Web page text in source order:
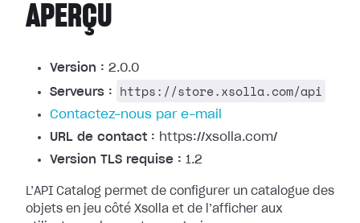
APERÇU
Version : 2.0.0
Serveurs :
https://store.xsolla.com/api
Contactez-nous par e-mail
URL de contact : https://xsolla.com/
Version TLS requise : 1.2
L’API Catalog permet de configurer un catalogue des
objets en jeu côté Xsolla et de l’afficher aux